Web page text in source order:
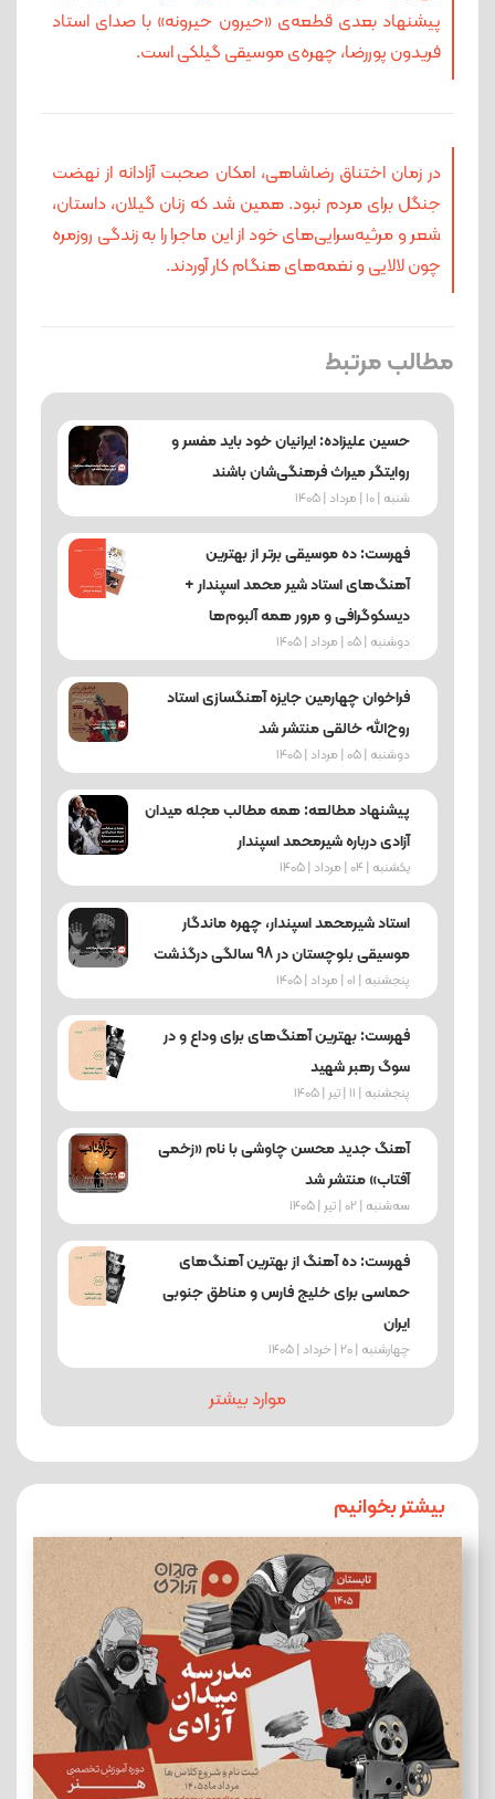
پیشنهاد بعدی قطعه‌ی «حیرون حیرونه» با صدای استاد
فریدون پوررضا، چهره‌ی موسیقی گیلکی است.
در زمان اختناق رضاشاهی، امکان صحبت آزادانه از نهضت
جنگل برای مردم نبود. همین شد که زنان گیلان، داستان‌،
شعر و مرثیه‌سرایی‌های خود از این ماجرا را به زندگی روزمره
چون لالایی و نغمه‌های هنگام کار آوردند.
مطالب مرتبط
حسین علیزاده: ایرانیان خود باید مفسر و
روایتگر میراث فرهنگی‌شان باشند
شنبه | 10 | مرداد | 1405
فهرست: ده موسیقی برتر از بهترین
آهنگ‌های استاد شیر محمد اسپندار +
دیسکوگرافی و مرور همه آلبوم‌ها
دوشنبه | 05 | مرداد | 1405
فراخوان چهارمین جایزه آهنگسازی استاد
روح‌الله خالقی منتشر شد
دوشنبه | 05 | مرداد | 1405
پیشنهاد مطالعه: همه مطالب مجله میدان
آزادی درباره شیرمحمد اسپندار
یکشنبه | 04 | مرداد | 1405
استاد شیرمحمد اسپندار، چهره ماندگار
موسیقی بلوچستان در 98 سالگی درگذشت
پنجشنبه | 01 | مرداد | 1405
فهرست: بهترین آهنگ‌های برای وداع و در
سوگ رهبر شهید
پنجشنبه | 11 | تیر | 1405
آهنگ جدید محسن چاوشی با نام «زخمی
آفتاب» منتشر شد
ﺳﻪشنبه | 02 | تیر | 1405
فهرست: ده آهنگ از بهترین آهنگ‌های
حماسی برای خلیج فارس و مناطق جنوبی
ایران
چهارشنبه | 20 | خرداد | 1405
موارد بیشتر
بیشتر بخوانیم